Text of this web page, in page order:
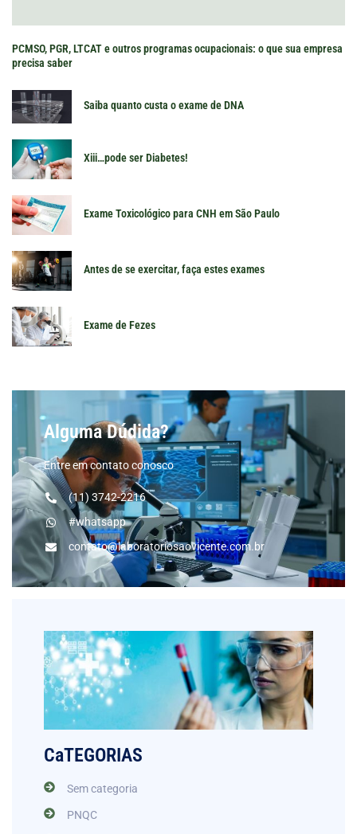
PCMSO, PGR, LTCAT e outros programas ocupacionais: o que sua empresa
precisa saber
Saiba quanto custa o exame de DNA
Xiii…pode ser Diabetes!
Exame Toxicológico para CNH em São Paulo
Antes de se exercitar, faça estes exames
Exame de Fezes
Alguma Dúdida?
Entre em contato conosco
(11) 3742-2216
#whatsapp
contato@laboratoriosaovicente.com.br
CaTEGORIAS
Sem categoria
PNQC